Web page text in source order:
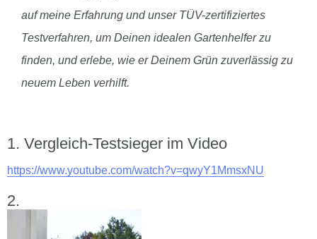
auf meine Erfahrung und unser TÜV-zertifiziertes
Testverfahren, um Deinen idealen Gartenhelfer zu
finden, und erlebe, wie er Deinem Grün zuverlässig zu
neuem Leben verhilft.
Vergleich-Testsieger im Video
https://www.youtube.com/watch?v=qwyY1MmsxNU